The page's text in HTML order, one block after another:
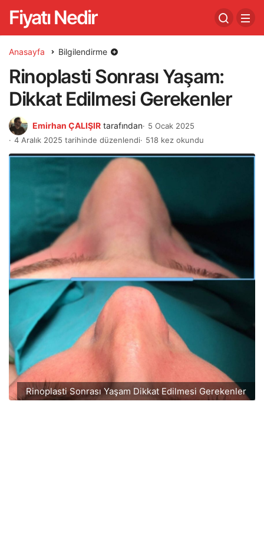
Fiyatı Nedir
Anasayfa Bilgilendirme
Rinoplasti Sonrası Yaşam:
Dikkat Edilmesi Gerekenler
Emirhan ÇALIŞIR tarafından
5 Ocak 2025
4 Aralık 2025 tarihinde düzenlendi
518 kez okundu
Rinoplasti Sonrası Yaşam Dikkat Edilmesi Gerekenler